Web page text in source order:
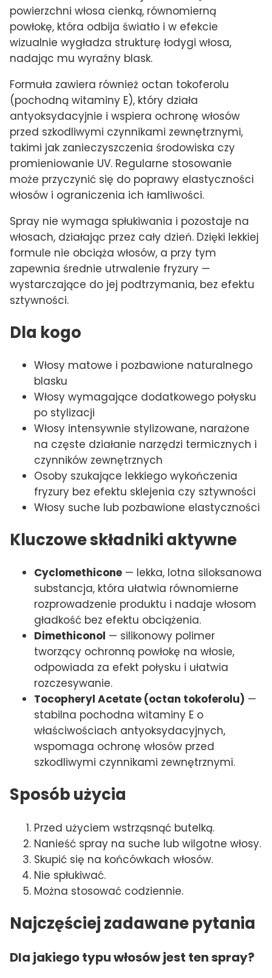
powierzchni włosa cienką, równomierną
powłokę, która odbija światło i w efekcie
wizualnie wygładza strukturę łodygi włosa,
nadając mu wyraźny blask.
Formuła zawiera również octan tokoferolu
(pochodną witaminy E), który działa
antyoksydacyjnie i wspiera ochronę włosów
przed szkodliwymi czynnikami zewnętrznymi,
takimi jak zanieczyszczenia środowiska czy
promieniowanie UV. Regularne stosowanie
może przyczynić się do poprawy elastyczności
włosów i ograniczenia ich łamliwości.
Spray nie wymaga spłukiwania i pozostaje na
włosach, działając przez cały dzień. Dzięki lekkiej
formule nie obciąża włosów, a przy tym
zapewnia średnie utrwalenie fryzury —
wystarczające do jej podtrzymania, bez efektu
sztywności.
Dla kogo
Włosy matowe i pozbawione naturalnego
blasku
Włosy wymagające dodatkowego połysku
po stylizacji
Włosy intensywnie stylizowane, narażone
na częste działanie narzędzi termicznych i
czynników zewnętrznych
Osoby szukające lekkiego wykończenia
fryzury bez efektu sklejenia czy sztywności
Włosy suche lub pozbawione elastyczności
Kluczowe składniki aktywne
Cyclomethicone — lekka, lotna siloksanowa
substancja, która ułatwia równomierne
rozprowadzenie produktu i nadaje włosom
gładkość bez efektu obciążenia.
Dimethiconol — silikonowy polimer
tworzący ochronną powłokę na włosie,
odpowiada za efekt połysku i ułatwia
rozczesywanie.
Tocopheryl Acetate (octan tokoferolu) —
stabilna pochodna witaminy E o
właściwościach antyoksydacyjnych,
wspomaga ochronę włosów przed
szkodliwymi czynnikami zewnętrznymi.
Sposób użycia
Przed użyciem wstrząsnąć butelką.
Nanieść spray na suche lub wilgotne włosy.
Skupić się na końcówkach włosów.
Nie spłukiwać.
Można stosować codziennie.
Najczęściej zadawane pytania
Dla jakiego typu włosów jest ten spray?